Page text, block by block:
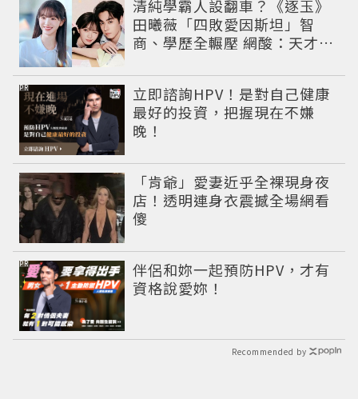
清純學霸人設翻車？《逐玉》
田曦薇「四敗愛因斯坦」智
商、學歷全輾壓 網酸：天才全
立即諮詢HPV！是對自己健康
最好的投資，把握現在不嫌
晚！
PR
「肯爺」愛妻近乎全裸現身夜
店！透明連身衣震撼全場網看
傻
伴侶和妳一起預防HPV，才有
資格說愛妳！
PR
Recommended by